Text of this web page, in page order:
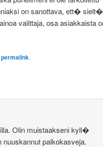
on sanottava, ett� sielt�
valittaja, osa asiakkaista
permalink.
Olin muistaakseni kyll�
palkokasveja.